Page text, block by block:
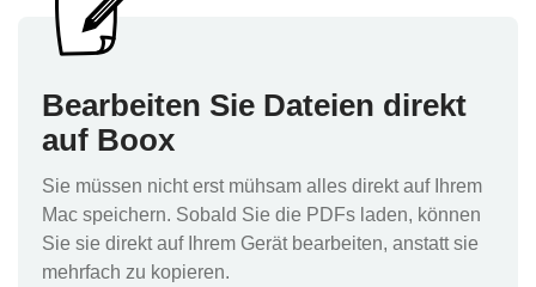
Bearbeiten Sie Dateien direkt
auf Boox
Sie müssen nicht erst mühsam alles direkt auf Ihrem
Mac speichern. Sobald Sie die PDFs laden, können
Sie sie direkt auf Ihrem Gerät bearbeiten, anstatt sie
mehrfach zu kopieren.